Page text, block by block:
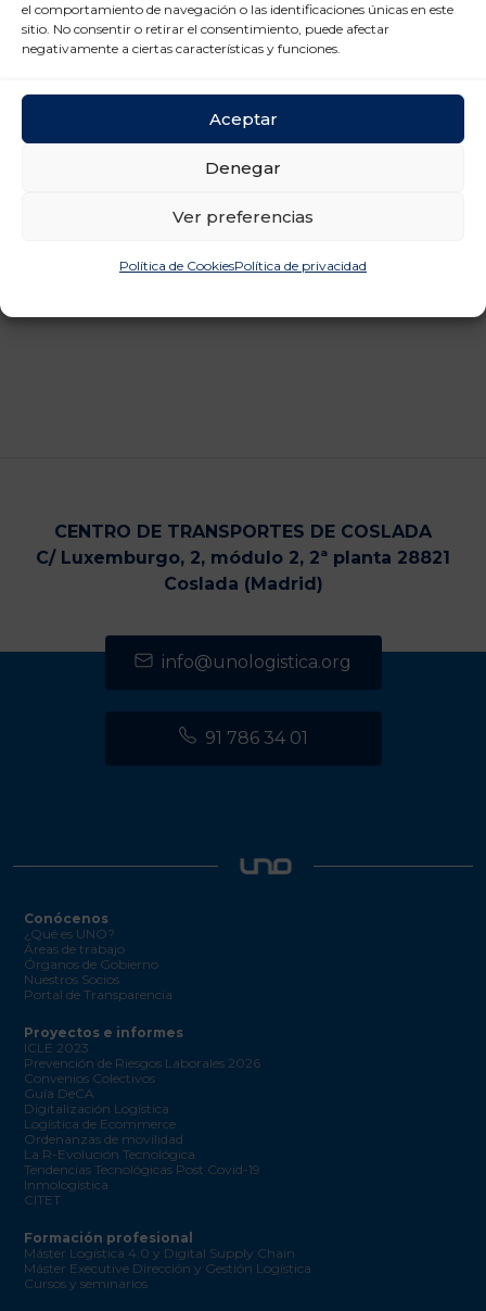
el comportamiento de navegación o las identificaciones únicas en este
sitio. No consentir o retirar el consentimiento, puede afectar
negativamente a ciertas características y funciones.
Aceptar
Denegar
Ver preferencias
Política de CookiesPolítica de privacidad
Relaciones laborales (11)
CENTRO DE TRANSPORTES DE COSLADA
C/ Luxemburgo, 2, módulo 2, 2ª planta 28821
Coslada (Madrid)
info@unologistica.org
91 786 34 01
Conócenos
¿Qué es UNO?
Áreas de trabajo
Órganos de Gobierno
Nuestros Socios
Portal de Transparencia
Proyectos e informes
ICLE 2023
Prevención de Riesgos Laborales 2026
Convenios Colectivos
Guía DeCA
Digitalización Logística
Logística de Ecommerce
Ordenanzas de movilidad
La R-Evolución Tecnológica
Tendencias Tecnológicas Post Covid-19
Inmologística
CITET
Formación profesional
Máster Logística 4.0 y Digital Supply Chain
Máster Executive Dirección y Gestión Logística
Cursos y seminarios